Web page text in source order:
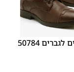
43
44
45
נעלי מגפיים לגברים 50784